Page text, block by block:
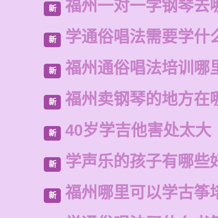
新 福州一对一学钢琴去
新 学通俗唱法需要学什
新 福州通俗唱法培训哪
新 福州卖钢琴的地方在
新 40岁学吉他害处太大
新 学声乐的孩子有哪些
新
福州哪里可以学古筝